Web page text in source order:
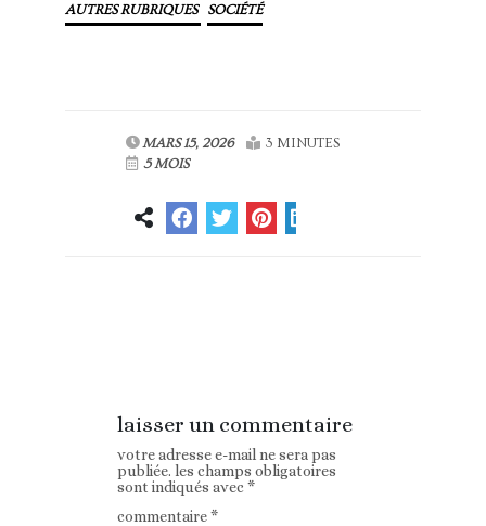
AUTRES RUBRIQUES SOCIÉTÉ
MARS 15, 2026
3 MINUTES
5 MOIS
laisser un commentaire
votre adresse e-mail ne sera pas
publiée. les champs obligatoires
sont indiqués avec*
commentaire*